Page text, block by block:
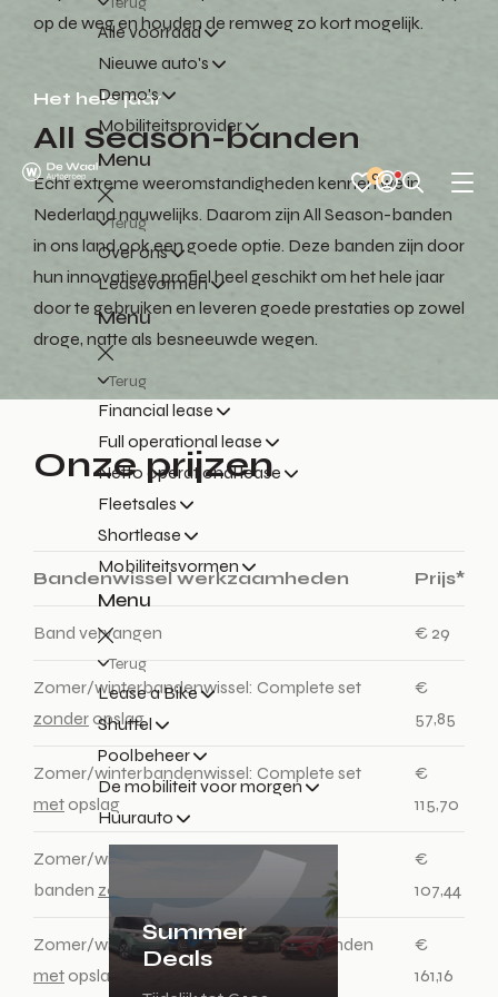
Alle voorraad
Nieuwe auto's
Demo's
Mobiliteitsprovider
Menu
Terug
Over ons
Leasevormen
Menu
Terug
Financial lease
Full operational lease
Netto operational lease
Fleetsales
Shortlease
Mobiliteitsvormen
Menu
Terug
Lease a Bike
Shuttel
Poolbeheer
De mobiliteit voor morgen
Huurauto
Summer
Deals
0
op de weg en houden de remweg zo kort mogelijk.
Het hele jaar
All Season-banden
Echt extreme weeromstandigheden kennen we in
Nederland nauwelijks. Daarom zijn All Season-banden
in ons land ook een goede optie. Deze banden zijn door
hun innovatieve profiel heel geschikt om het hele jaar
door te gebruiken en leveren goede prestaties op zowel
droge, natte als besneeuwde wegen.
Onze prijzen
Bandenwissel werkzaamheden Prijs*
Band vervangen € 29
Zomer/winterbandenwissel: Complete set
zonder opslag
€
57,85
Zomer/winterbandenwissel: Complete set
met opslag
€
115,70
Zomer/winterbandenwissel: 4 losse
banden zonder
€
107,44
Zomer/winterbandenwissel: 4 losse banden
met opslag
€
161,16